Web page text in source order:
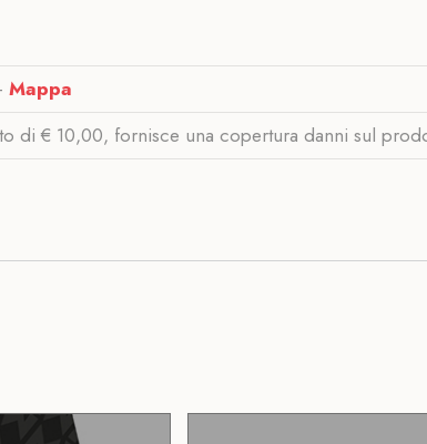
Mappa
di € 10,00, fornisce una copertura danni sul